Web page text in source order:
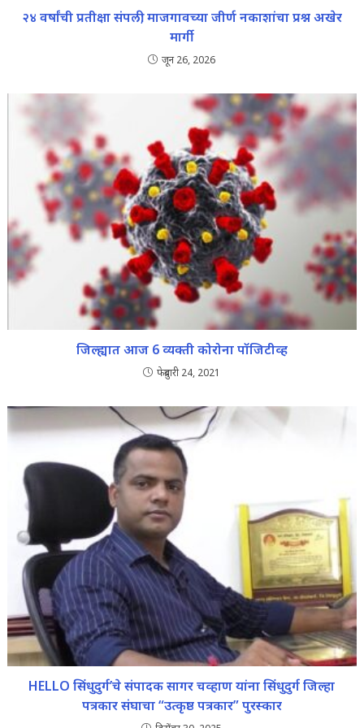
२४ वर्षांची प्रतीक्षा संपली; माजगावच्या जीर्ण नकाशांचा प्रश्न अखेर
मार्गी
जून 26, 2026
जिल्ह्यात आज 6 व्यक्ती कोरोना पॉजिटीव्ह
फेब्रुवारी 24, 2021
HELLO सिंधुदुर्ग’चे संपादक सागर चव्हाण यांना सिंधुदुर्ग जिल्हा
पत्रकार संघाचा “उत्कृष्ठ पत्रकार” पुरस्कार